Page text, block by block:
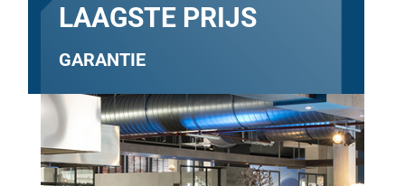
LAAGSTE PRIJS
GARANTIE